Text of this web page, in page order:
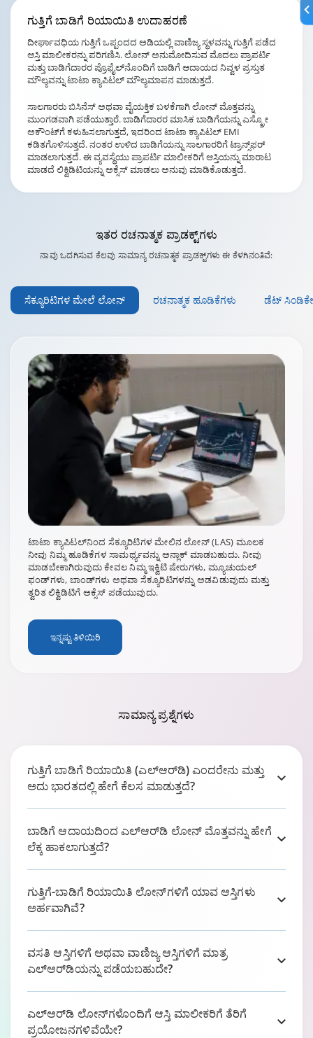
ಗುತ್ತಿಗೆ ಬಾಡಿಗೆ ರಿಯಾಯಿತಿ ಉದಾಹರಣೆ
ದೀರ್ಘಾವಧಿಯ ಗುತ್ತಿಗೆ ಒಪ್ಪಂದದ ಅಡಿಯಲ್ಲಿ ವಾಣಿಜ್ಯ ಸ್ಥಳವನ್ನು ಗುತ್ತಿಗೆ ಪಡೆದ
ಆಸ್ತಿ ಮಾಲೀಕರನ್ನು ಪರಿಗಣಿಸಿ. ಲೋನ್ ಅನುಮೋದಿಸುವ ಮೊದಲು ಪ್ರಾಪರ್ಟಿ
ಮತ್ತು ಬಾಡಿಗೆದಾರರ ಪ್ರೊಫೈಲ್‌ನೊಂದಿಗೆ ಬಾಡಿಗೆ ಆದಾಯದ ನಿವ್ವಳ ಪ್ರಸ್ತುತ
ಮೌಲ್ಯವನ್ನು ಟಾಟಾ ಕ್ಯಾಪಿಟಲ್ ಮೌಲ್ಯಮಾಪನ ಮಾಡುತ್ತದೆ.
ಸಾಲಗಾರರು ಬಿಸಿನೆಸ್ ಅಥವಾ ವೈಯಕ್ತಿಕ ಬಳಕೆಗಾಗಿ ಲೋನ್ ಮೊತ್ತವನ್ನು
ಮುಂಗಡವಾಗಿ ಪಡೆಯುತ್ತಾರೆ. ಬಾಡಿಗೆದಾರರ ಮಾಸಿಕ ಬಾಡಿಗೆಯನ್ನು ಎಸ್ಕ್ರೋ
ಅಕೌಂಟ್‌ಗೆ ಕಳುಹಿಸಲಾಗುತ್ತದೆ, ಇದರಿಂದ ಟಾಟಾ ಕ್ಯಾಪಿಟಲ್ EMI
ಕಡಿತಗೊಳಿಸುತ್ತದೆ. ನಂತರ ಉಳಿದ ಬಾಡಿಗೆಯನ್ನು ಸಾಲಗಾರರಿಗೆ ಟ್ರಾನ್ಸ್‌ಫರ್
ಮಾಡಲಾಗುತ್ತದೆ. ಈ ವ್ಯವಸ್ಥೆಯು ಪ್ರಾಪರ್ಟಿ ಮಾಲೀಕರಿಗೆ ಆಸ್ತಿಯನ್ನು ಮಾರಾಟ
ಮಾಡದೆ ಲಿಕ್ವಿಡಿಟಿಯನ್ನು ಅಕ್ಸೆಸ್ ಮಾಡಲು ಅನುವು ಮಾಡಿಕೊಡುತ್ತದೆ.
ಇತರ ರಚನಾತ್ಮಕ ಪ್ರಾಡಕ್ಟ್‌ಗಳು
ನಾವು ಒದಗಿಸುವ ಕೆಲವು ಸಾಮಾನ್ಯ ರಚನಾತ್ಮಕ ಪ್ರಾಡಕ್ಟ್‌ಗಳು ಈ ಕೆಳಗಿನಂತಿವೆ:
ಸೆಕ್ಯೂರಿಟಿಗಳ ಮೇಲೆ ಲೋನ್‌ ರಚನಾತ್ಮಕ ಹೂಡಿಕೆಗಳು ಡೆಟ್
ಟಾಟಾ ಕ್ಯಾಪಿಟಲ್‌ನಿಂದ ಸೆಕ್ಯೂರಿಟಿಗಳ ಮೇಲಿನ ಲೋನ್ (LAS) ಮೂಲಕ
ನೀವು ನಿಮ್ಮ ಹೂಡಿಕೆಗಳ ಸಾಮರ್ಥ್ಯವನ್ನು ಅನ್ಲಾಕ್ ಮಾಡಬಹುದು. ನೀವು
ಮಾಡಬೇಕಾಗಿರುವುದು ಕೇವಲ ನಿಮ್ಮ ಇಕ್ವಿಟಿ ಷೇರುಗಳು, ಮ್ಯೂಚುಯಲ್
ಫಂಡ್‌ಗಳು, ಬಾಂಡ್‌ಗಳು ಅಥವಾ ಸೆಕ್ಯೂರಿಟಿಗಳನ್ನು ಅಡವಿಡುವುದು ಮತ್ತು
ತ್ವರಿತ ಲಿಕ್ವಿಡಿಟಿಗೆ ಅಕ್ಸೆಸ್ ಪಡೆಯುವುದು.
ಇನ್ನಷ್ಟು ತಿಳಿಯಿರಿ
ಸಾಮಾನ್ಯ ಪ್ರಶ್ನೆಗಳು
ಗುತ್ತಿಗೆ ಬಾಡಿಗೆ ರಿಯಾಯಿತಿ (ಎಲ್‌ಆರ್‌ಡಿ) ಎಂದರೇನು ಮತ್ತು
ಅದು ಭಾರತದಲ್ಲಿ ಹೇಗೆ ಕೆಲಸ ಮಾಡುತ್ತದೆ?
ಬಾಡಿಗೆ ಆದಾಯದಿಂದ ಎಲ್‌ಆರ್‌ಡಿ ಲೋನ್ ಮೊತ್ತವನ್ನು ಹೇಗೆ
ಲೆಕ್ಕ ಹಾಕಲಾಗುತ್ತದೆ?
ಗುತ್ತಿಗೆ-ಬಾಡಿಗೆ ರಿಯಾಯಿತಿ ಲೋನ್‌ಗಳಿಗೆ ಯಾವ ಆಸ್ತಿಗಳು
ಅರ್ಹವಾಗಿವೆ?
ವಸತಿ ಆಸ್ತಿಗಳಿಗೆ ಅಥವಾ ವಾಣಿಜ್ಯ ಆಸ್ತಿಗಳಿಗೆ ಮಾತ್ರ
ಎಲ್‌ಆರ್‌ಡಿಯನ್ನು ಪಡೆಯಬಹುದೇ?
ಎಲ್‌ಆರ್‌ಡಿ ಲೋನ್‌ಗಳೊಂದಿಗೆ ಆಸ್ತಿ ಮಾಲೀಕರಿಗೆ ತೆರಿಗೆ
ಪ್ರಯೋಜನಗಳಿವೆಯೇ?